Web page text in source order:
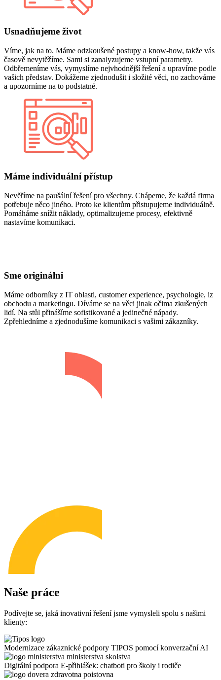
Usnadňujeme život
Víme, jak na to. Máme odzkoušené postupy a know-how, takže vás
časově nevytěžíme. Sami si zanalyzujeme vstupní parametry.
Odbřemeníme vás, vymyslíme nejvhodnější řešení a upravíme podle
vašich představ. Dokážeme zjednodušit i složité věci, no zachováme
a upozorníme na to podstatné.
Máme individuální přístup
Nevěříme na paušální řešení pro všechny. Chápeme, že každá firma
potřebuje něco jiného. Proto ke klientům přistupujeme individuálně.
Pomáháme snížit náklady, optimalizujeme procesy, efektivně
nastavíme komunikaci.
Sme originálni
Máme odborníky z IT oblasti, customer experience, psychologie, iz
obchodu a marketingu. Díváme se na věci jinak očima zkušených
lidí. Na stůl přinášíme sofistikované a jedinečné nápady.
Zpřehledníme a zjednodušíme komunikaci s vašimi zákazníky.
Naše práce
Podívejte se, jaká inovativní řešení jsme vymysleli spolu s našimi
klienty:
Modernizace zákaznické podpory TIPOS pomocí konverzační AI
Digitální podpora E-přihlášek: chatboti pro školy i rodiče